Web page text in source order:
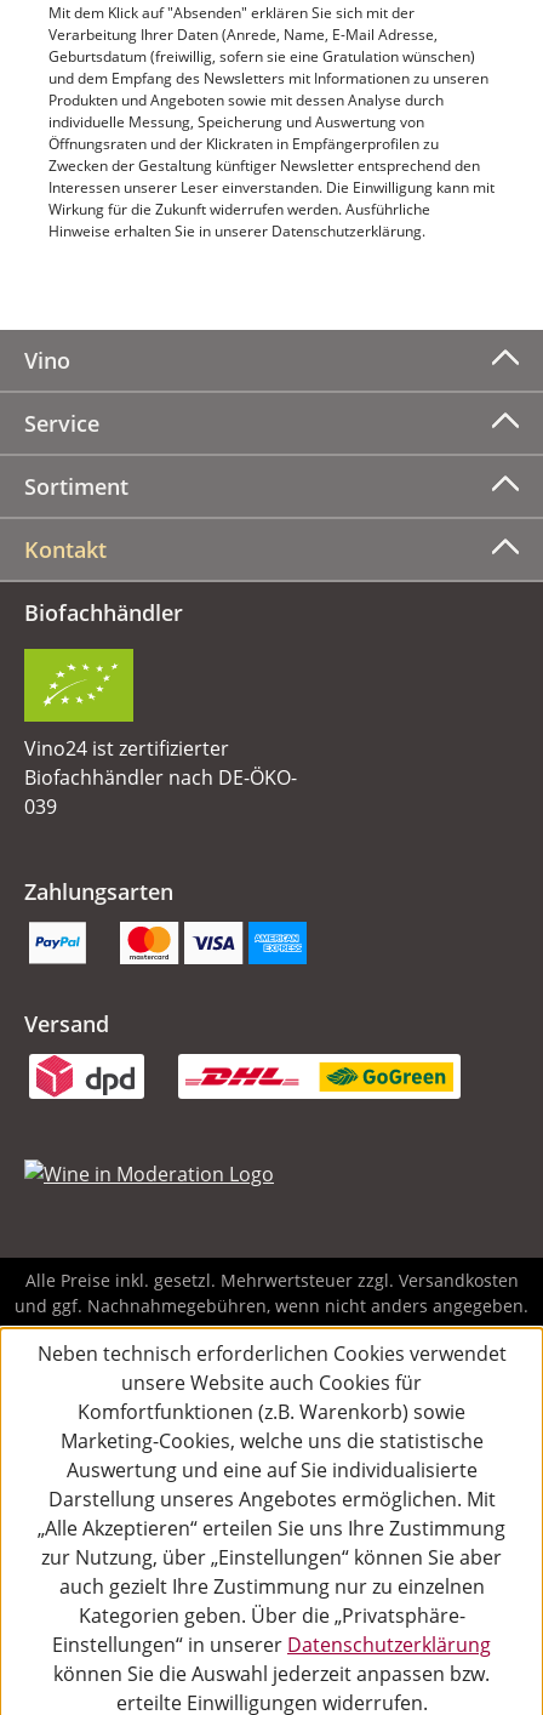
Mit dem Klick auf "Absenden" erklären Sie sich mit der
Verarbeitung Ihrer Daten (Anrede, Name, E-Mail Adresse,
Geburtsdatum (freiwillig, sofern sie eine Gratulation wünschen)
und dem Empfang des Newsletters mit Informationen zu unseren
Produkten und Angeboten sowie mit dessen Analyse durch
individuelle Messung, Speicherung und Auswertung von
Öffnungsraten und der Klickraten in Empfängerprofilen zu
Zwecken der Gestaltung künftiger Newsletter entsprechend den
Interessen unserer Leser einverstanden. Die Einwilligung kann mit
Wirkung für die Zukunft widerrufen werden. Ausführliche
Hinweise erhalten Sie in unserer Datenschutzerklärung.
Vino
Service
Sortiment
Kontakt
Biofachhändler
Vino24 ist zertifizierter
Biofachhändler nach DE-ÖKO-
039
Zahlungsarten
Versand
Alle Preise inkl. gesetzl. Mehrwertsteuer zzgl. Versandkosten
und ggf. Nachnahmegebühren, wenn nicht anders angegeben.
Neben technisch erforderlichen Cookies verwendet
unsere Website auch Cookies für
Komfortfunktionen (z.B. Warenkorb) sowie
Marketing-Cookies, welche uns die statistische
Auswertung und eine auf Sie individualisierte
Darstellung unseres Angebotes ermöglichen. Mit
„Alle Akzeptieren“ erteilen Sie uns Ihre Zustimmung
zur Nutzung, über „Einstellungen“ können Sie aber
auch gezielt Ihre Zustimmung nur zu einzelnen
Kategorien geben. Über die „Privatsphäre-
Einstellungen“ in unserer Datenschutzerklärung
können Sie die Auswahl jederzeit anpassen bzw.
erteilte Einwilligungen widerrufen.